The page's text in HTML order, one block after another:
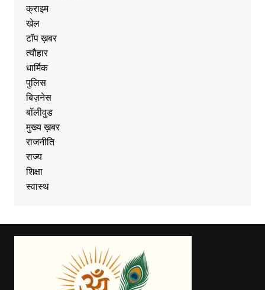
क्राइम
खेल
टॉप ख़बर
त्यौहार
धार्मिक
पुलिस
बिज़नेस
बॉलीवुड
मुख्य ख़बर
राजनीति
राज्य
शिक्षा
स्वास्थ